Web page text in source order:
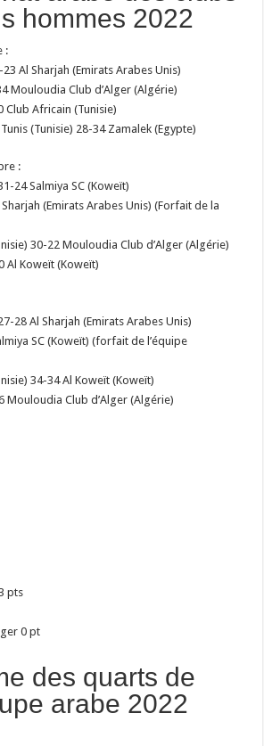
hommes 2022
:
Al Sharjah (Emirats Arabes Unis)
Mouloudia Club d’Alger (Algérie)
Club Africain (Tunisie)
(Tunisie) 28-34 Zamalek (Egypte)
:
24 Salmiya SC (Koweït)
Sharjah (Emirats Arabes Unis) (Forfait de la
30-22 Mouloudia Club d’Alger (Algérie)
Al Koweït (Koweït)
28 Al Sharjah (Emirats Arabes Unis)
SC (Koweït) (forfait de l’équipe
34-34 Al Koweït (Koweït)
Mouloudia Club d’Alger (Algérie)
pts
0 pt
des quarts de
arabe 2022